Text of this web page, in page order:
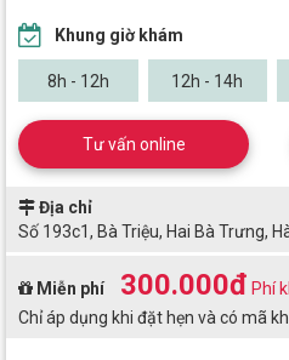
Khung giờ khám
8h - 12h 12h - 14h
Tư vấn online
Địa chỉ
Số 193c1, Bà Triệu, Hai Bà Trưng,
Miễn phí 300.000đ Phí
Chỉ áp dụng khi đặt hẹn và có mã